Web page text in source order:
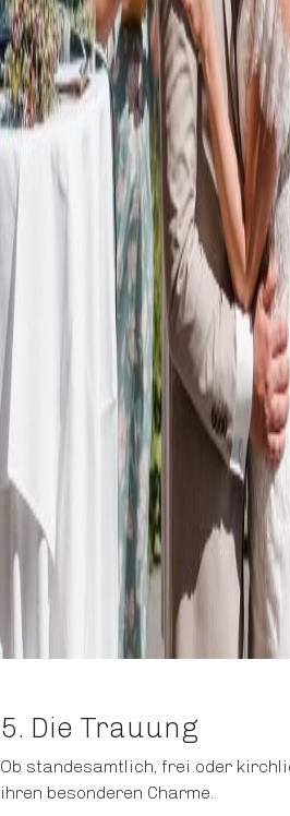
5. Die Trauung
Ob standesamtlich, frei oder
ihren besonderen Charme.